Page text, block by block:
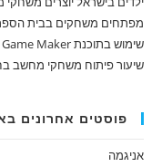
מפתחים משחקים בבית
שימוש בתוכנת Game Maker ליצירת משחק לימודי רציני
שיעור פיתוח משחקי מחשב
פוסטים אחרונים
אניגמה